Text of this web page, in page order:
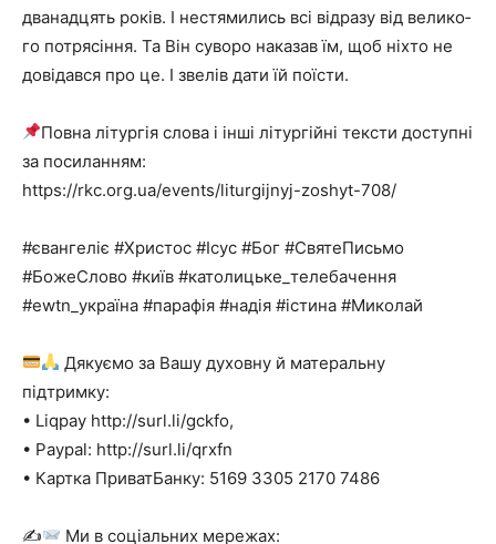
дванадцять років. І нестямились всі відразу від велико­
го потрясіння. Та Він суворо наказав їм, щоб ніхто не
довідався про це. І звелів дати їй поїсти.
Повна літургія слова і інші літургійні тексти доступні
за посиланням:
https://rkc.org.ua/events/liturgijnyj-zoshyt-708/
#євангеліє #Христос #Ісус #Бог #СвятеПисьмо
#БожеСлово #київ #католицьке_телебачення
#ewtn_україна #парафія #надія #істина #Миколай
Дякуємо за Вашу духовну й матеральну
підтримку:
• Liqpay http://surl.li/gckfo,
• Paypal: http://surl.li/qrxfn
• Картка ПриватБанку: 5169 3305 2170 7486
✍ Ми в соціальних мережах: